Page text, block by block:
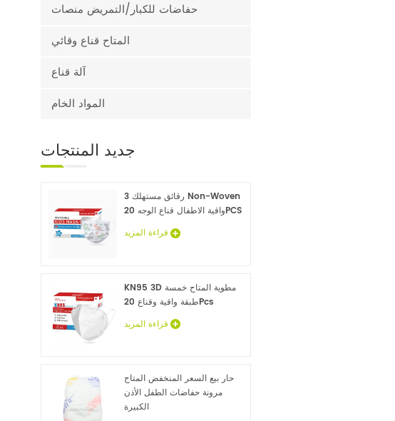
حفاضات للكبار/التمريض منصات
المتاح قناع وقائي
آلة قناع
المواد الخام
جديد المنتجات
3 رقائق مستهلك Non-Woven
واقية الاطفال قناع الوجه 20PCS
قراءة المزيد
KN95 3D مطوية المتاح خمسة
طبقة واقية وقناع 20Pcs
قراءة المزيد
حار بيع السعر المنخفض المتاح
مرونة حفاضات الطفل الأذن
الكبيرة